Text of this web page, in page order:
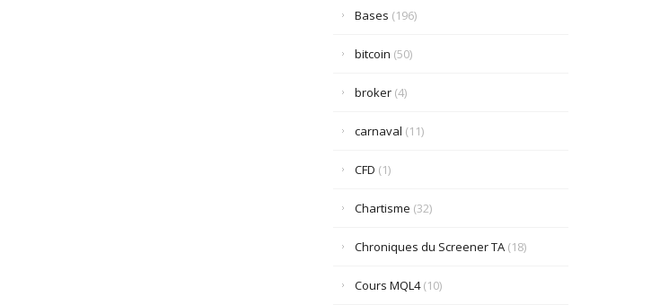
Bases (196)
bitcoin (50)
broker(4)
carnaval (11)
CFD (1)
Chartisme (32)
Chroniques du Screener TA(18)
Cours MQL4(10)